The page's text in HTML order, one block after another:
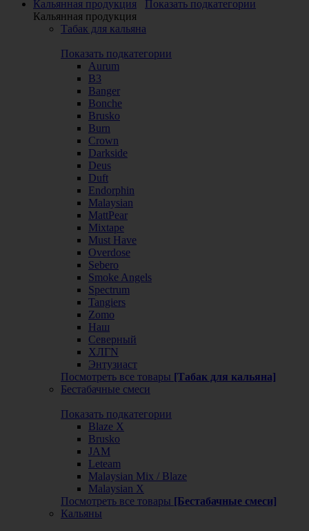
Кальянная продукция
Показать подкатегории
Кальянная продукция
Табак для кальяна
Показать подкатегории
Aurum
B3
Banger
Bonche
Brusko
Burn
Crown
Darkside
Deus
Duft
Endorphin
Malaysian
MattPear
Mixtape
Must Have
Overdose
Sebero
Smoke Angels
Spectrum
Tangiers
Zomo
Наш
Северный
ХЛГN
Энтузиаст
Посмотреть все товары [Табак для кальяна]
Бестабачные смеси
Показать подкатегории
Blaze X
Brusko
JAM
Leteam
Malaysian Mix / Blaze
Malaysian X
Посмотреть все товары [Бестабачные смеси]
Кальяны